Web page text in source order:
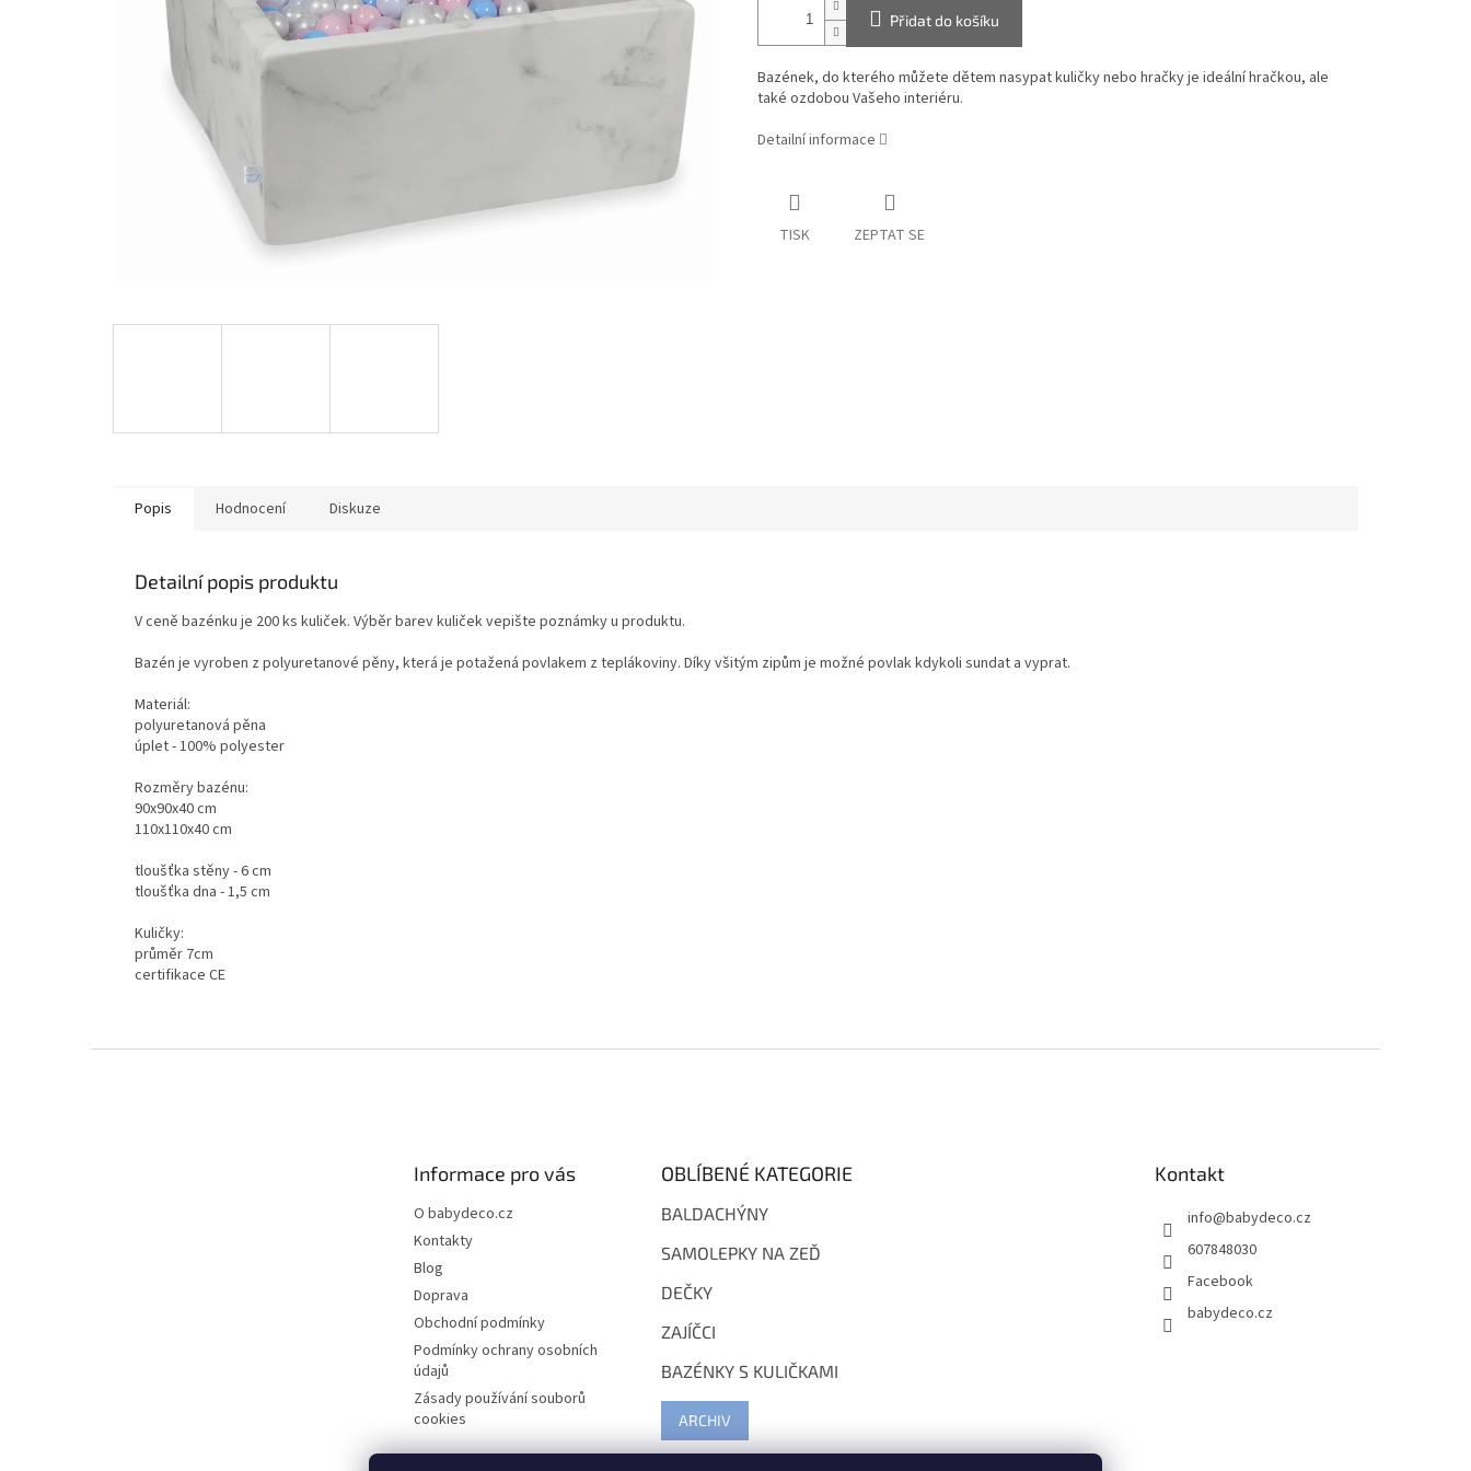
Přidat do košíku
Bazének, do kterého můžete dětem nasypat kuličky nebo hračky je ideální hračkou, ale
také ozdobou Vašeho interiéru.
Detailní informace
TISK ZEPTAT SE
Popis Hodnocení Diskuze
Detailní popis produktu
V ceně bazénku je 200 ks kuliček. Výběr barev kuliček vepište poznámky u produktu.
Bazén je vyroben z polyuretanové pěny, která je potažená povlakem z teplákoviny. Díky všitým zipům je možné povlak kdykoli sundat a vyprat.
Materiál:
polyuretanová pěna
úplet - 100% polyester
Rozměry bazénu:
90x90x40 cm
110x110x40 cm
tloušťka stěny - 6 cm
tloušťka dna - 1,5 cm
Kuličky:
průměr 7cm
certifikace CE
Informace pro vás
O babydeco.cz
Kontakty
Blog
Doprava
Obchodní podmínky
Podmínky ochrany osobních
údajů
Zásady používání souborů
cookies
OBLÍBENÉ KATEGORIE
BALDACHÝNY
SAMOLEPKY NA ZEĎ
DEČKY
ZAJÍČCI
BAZÉNKY S KULIČKAMI
ARCHIV
Kontakt
info@babydeco.cz
607848030
Facebook
babydeco.cz